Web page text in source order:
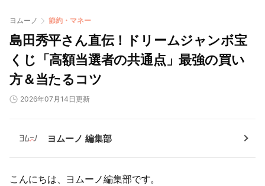
ヨムーノ 節約・マネー
島田秀平さん直伝！ドリームジャンボ宝
くじ「高額当選者の共通点」最強の買い
方＆当たるコツ
2026年07月14日更新
ヨムーノ 編集部
こんにちは、ヨムーノ編集部です。